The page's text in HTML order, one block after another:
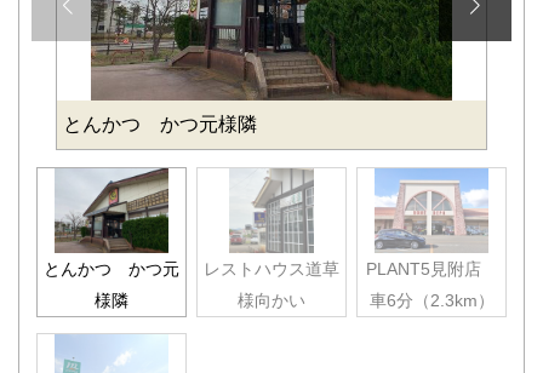
とんかつ かつ元様隣
とんかつ かつ元
様隣
レストハウス道草
様向かい
PLANT5見附店
車6分（2.3km）